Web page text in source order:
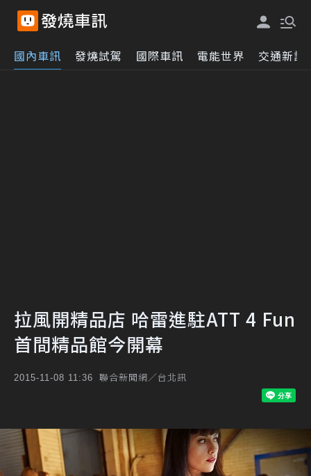
國內車訊 發燒試駕 國際車訊 電能世界 交通新訊
拉風開精品店 哈雷進駐ATT 4 Fun
首間精品館今開幕
2015-11-08 11:36 聯合新聞網／台北訊